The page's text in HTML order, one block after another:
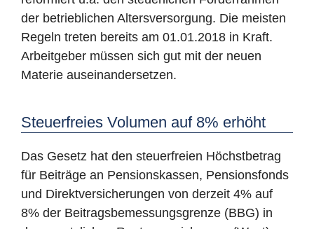
der betrieblichen Altersversorgung. Die meisten
Regeln treten bereits am 01.01.2018 in Kraft.
Arbeitgeber müssen sich gut mit der neuen
Materie auseinandersetzen.
Steuerfreies Volumen auf 8% erhöht
Das Gesetz hat den steuerfreien Höchstbetrag
für Beiträge an Pensionskassen, Pensionsfonds
und Direktversicherungen von derzeit 4% auf
8% der Beitragsbemessungsgrenze (BBG) in